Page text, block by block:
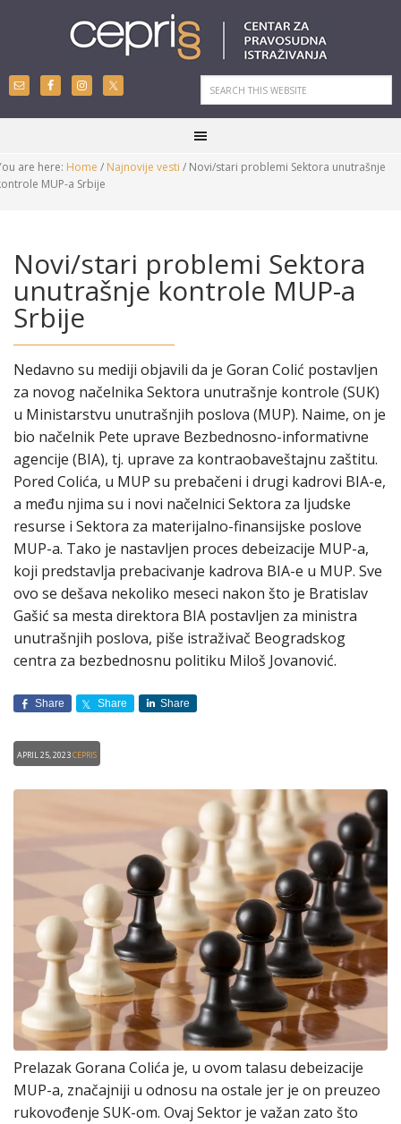
are here: Home / Najnovije vesti / Novi/stari problemi Sektora unutrašnje
MUP-a Srbije
Novi/stari problemi Sektora
unutrašnje kontrole MUP-a
Srbije
Nedavno su mediji objavili da je Goran Colić postavljen
za novog načelnika Sektora unutrašnje kontrole (SUK)
u Ministarstvu unutrašnjih poslova (MUP). Naime, on je
bio načelnik Pete uprave Bezbednosno-informativne
agencije (BIA), tj. uprave za kontraobaveštajnu zaštitu.
Pored Colića, u MUP su prebačeni i drugi kadrovi BIA-e,
a među njima su i novi načelnici Sektora za ljudske
resurse i Sektora za materijalno-finansijske poslove
MUP-a. Tako je nastavljen proces debeizacije MUP-a,
koji predstavlja prebacivanje kadrova BIA-e u MUP. Sve
ovo se dešava nekoliko meseci nakon što je Bratislav
Gašić sa mesta direktora BIA postavljen za ministra
unutrašnjih poslova, piše istraživač Beogradskog
centra za bezbednosnu politiku Miloš Jovanović.
Share Share Share
April 25, 2023CEPRIS
Prelazak Gorana Colića je, u ovom talasu debeizacije
MUP-a, značajniji u odnosu na ostale jer je on preuzeo
rukovođenje SUK-om. Ovaj Sektor je važan zato što